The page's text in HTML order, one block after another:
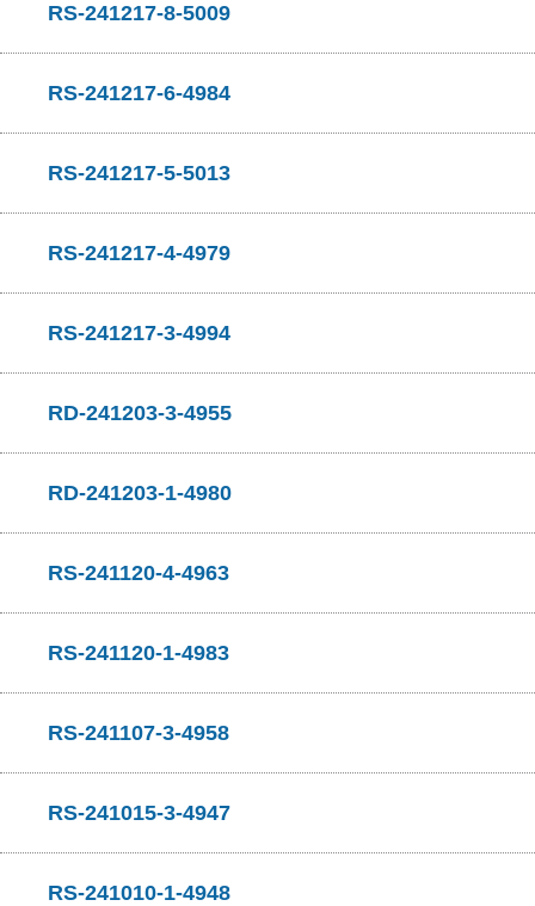
RS-241217-8-5009
RS-241217-6-4984
RS-241217-5-5013
RS-241217-4-4979
RS-241217-3-4994
RD-241203-3-4955
RD-241203-1-4980
RS-241120-4-4963
RS-241120-1-4983
RS-241107-3-4958
RS-241015-3-4947
RS-241010-1-4948